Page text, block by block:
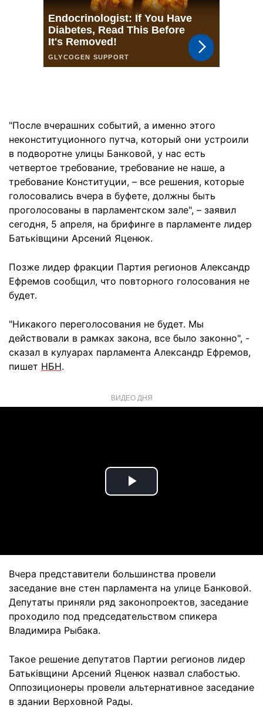
"После вчерашних событий, а именно этого
неконституционного путча, который они устроили
в подворотне улицы Банковой, у нас есть
четвертое требование, требование не наше, а
требование Конституции, – все решения, которые
голосовались вчера в буфете, должны быть
проголосованы в парламентском зале", – заявил
сегодня, 5 апреля, на брифинге в парламенте лидер
Батьківщини Арсений Яценюк.
Позже лидер фракции Партия регионов Александр
Ефремов сообщил, что повторного голосования не
будет.
"Никакого переголосования не будет. Мы
действовали в рамках закона, все было законно", -
сказал в кулуарах парламента Александр Ефремов,
пишет НБН.
ВИДЕО ДНЯ
Play
Вчера представители большинства провели
заседание вне стен парламента на улице Банковой.
Депутаты приняли ряд законопроектов, заседание
проходило под председательством спикера
Владимира Рыбака.
Такое решение депутатов Партии регионов лидер
Батьківщини Арсений Яценюк назвал слабостью.
Оппозиционеры провели альтернативное заседание
в здании Верховной Рады.